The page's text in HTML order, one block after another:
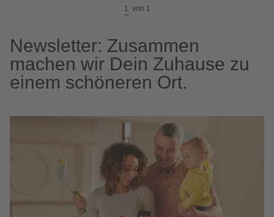
1 von 1
Newsletter: Zusammen
machen wir Dein Zuhause zu
einem schöneren Ort.